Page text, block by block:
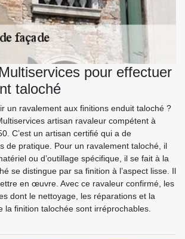
pour effectuer
taloché
un ravalement aux finitions enduit taloché ?
artisan ravaleur compétent à
C’est un artisan certifié qui a de
de pratique. Pour un ravalement taloché, il
ou d’outillage spécifique, il se fait à la
se distingue par sa finition à l’aspect lisse. Il
en œuvre. Avec ce ravaleur confirmé, les
dont le nettoyage, les réparations et la
la finition talochée sont irréprochables.